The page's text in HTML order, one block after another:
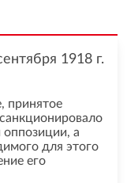
1918 г.
принятое
а
для этого
его